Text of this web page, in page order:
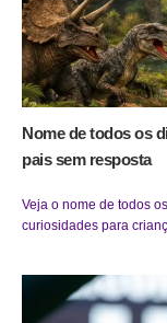
Nome de todos os
pais sem resposta
Veja o nome de todos
curiosidades para